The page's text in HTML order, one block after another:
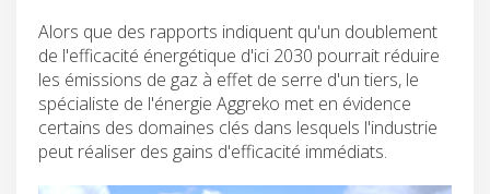
Alors que des rapports indiquent qu'un doublement
de l'efficacité énergétique d'ici 2030 pourrait réduire
les émissions de gaz à effet de serre d'un tiers, le
spécialiste de l'énergie Aggreko met en évidence
certains des domaines clés dans lesquels l'industrie
peut réaliser des gains d'efficacité immédiats.